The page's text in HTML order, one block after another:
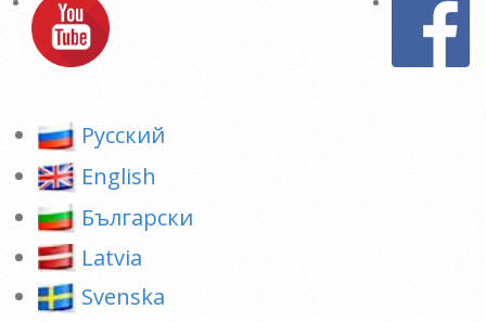
Pусский
English
Български
Latvia
Svenska